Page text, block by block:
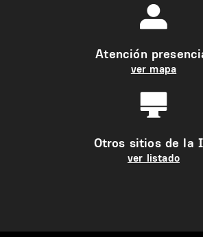
Atención
ver mapa
Otros sitios de la
ver listado